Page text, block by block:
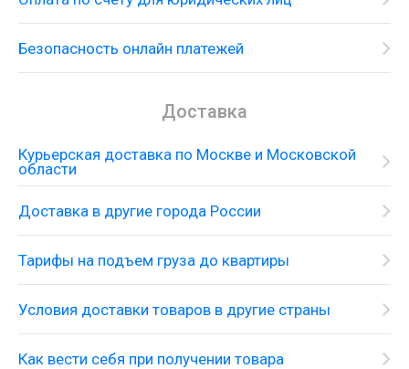
Безопасность онлайн платежей
Доставка
Курьерская доставка по Москве и Московской
области
Доставка в другие города России
Тарифы на подъем груза до квартиры
Условия доставки товаров в другие страны
Как вести себя при получении товара